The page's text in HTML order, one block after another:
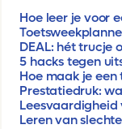
Hoe leer je voor
DEAL: hét trucje
5 hacks tegen
Hoe maak je een
Prestatiedruk:
Leesvaardigheid
Leren van